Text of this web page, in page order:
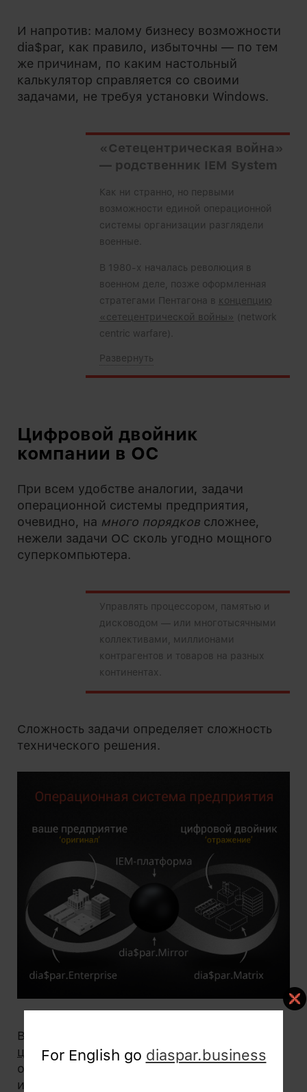
И напротив: малому бизнесу возможности
dia$par, как правило, избыточны — по тем
же причинам, по каким настольный
калькулятор справляется со своими
задачами, не требуя установки Windows.
«Сетецентрическая война»
— родственник IEM System
Как ни странно, но первыми
возможности единой операционной
системы организации разглядели
военные.
В 1980-х началась революция в
военном деле, позже оформленная
стратегами Пентагона в концепцию
«сетецентрической войны» (network
centric warfare).
Цифровой двойник
компании в ОС
При всем удобстве аналогии, задачи
операционной системы предприятия,
очевидно, на много порядков сложнее,
нежели задачи ОС сколь угодно мощного
суперкомпьютера.
Управлять процессором, памятью и
дисководом — или многотысячными
коллективами, миллионами
контрагентов и товаров на разных
континентах.
Сложность задачи определяет сложность
технического решения.
В IEM-системе создается и развивается
цифровой двойник(кибернетическое
отражение) управляемой организации —
информационная структура
For English go diaspar.business